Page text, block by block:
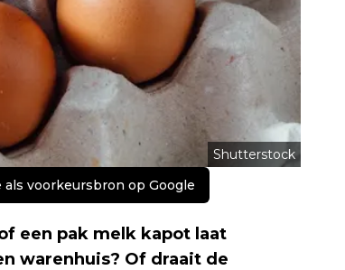
Shutterstock
als voorkeursbron op Google
een pak melk kapot laat
warenhuis? Of draait de